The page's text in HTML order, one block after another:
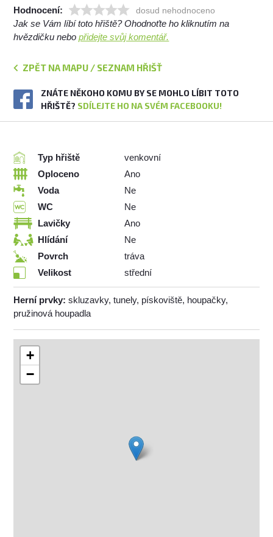
Hodnocení: dosud nehodnoceno
Jak se Vám líbí toto hřiště? Ohodnoťte ho kliknutím na
hvězdičku nebopřidejte svůj komentář.
ZPĚT NA MAPU / SEZNAM HŘIŠŤ
ZNÁTE NĚKOHO KOMU BY SE MOHLO LÍBIT TOTO
HŘIŠTĚ? SDÍLEJTE HO NA SVÉM FACEBOOKU!
Typ hřiště
venkovní
Oploceno
Ano
Voda
Ne
WC
Ne
Lavičky
Ano
Hlídání
Ne
Povrch
tráva
Velikost
střední
Herní prvky: skluzavky, tunely, pískoviště, houpačky,
pružinová houpadla
+
−